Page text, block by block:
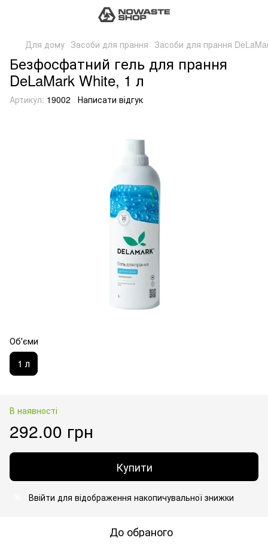
Для дому Засоби для прання Засоби для прання
Безфосфатний гель для прання
DeLaMark White, 1 л
Артикул: 19002 Написати відгук
Об'єми
1 л
В наявності
292.00 грн
Купити
Ввійти для відображення накопичувальної знижки
До обраного